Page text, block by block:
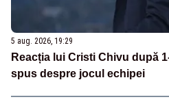
5 aug. 2026, 19:29
Reacția lui Cristi Chivu după
spus despre jocul echipei